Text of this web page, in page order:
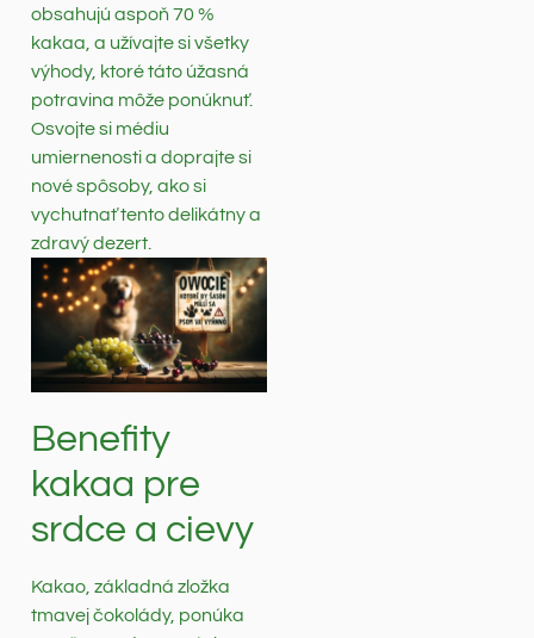
obsahujú aspoň 70 %
kakaa, a užívajte si všetky
výhody, ktoré táto úžasná
potravina môže ponúknuť.
Osvojte si médiu
umiernenosti a doprajte si
nové spôsoby, ako si
vychutnať tento delikátny a
zdravý dezert.
Benefity
kakaa pre
srdce a cievy
Kakao, základná zložka
tmavej čokolády, ponúka